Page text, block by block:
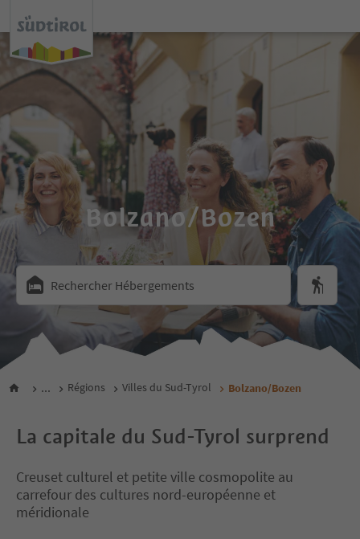
Bolzano/Bozen
Rechercher Hébergements
... Régions Villes du Sud-Tyrol Bolzano/Bozen
La capitale du Sud-Tyrol surprend
Creuset culturel et petite ville cosmopolite au
carrefour des cultures nord-européenne et
méridionale